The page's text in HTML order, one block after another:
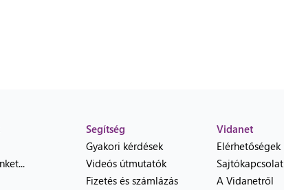
Segítség
Gyakori kérdések
Videós útmutatók
Fizetés és számlázás
Vidanet
Elérhetőségek
Sajtókapcsolat
A Vidanetről